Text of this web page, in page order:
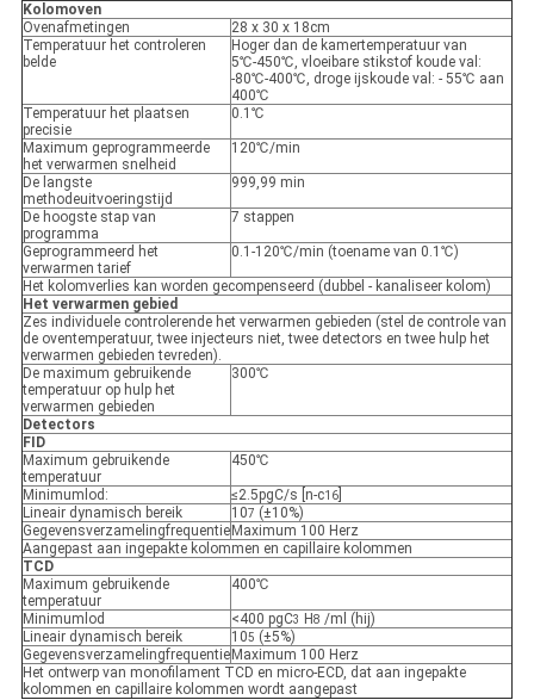
Kolomoven
Ovenafmetingen
28 x 30 x 18cm
Temperatuur het controleren
belde
Hoger dan de kamertemperatuur van
5℃-450℃, vloeibare stikstof koude val:
-80℃-400℃, droge ijskoude val: - 55℃ aan
400℃
Temperatuur het plaatsen
precisie
0.1℃
Maximum geprogrammeerde
het verwarmen snelheid
120℃/min
De langste
methodeuitvoeringstijd
999,99 min
De hoogste stap van
programma
7 stappen
Geprogrammeerd het
verwarmen tarief
0.1-120℃/min (toename van 0.1℃)
Het kolomverlies kan worden gecompenseerd (dubbel - kanaliseer kolom)
Het verwarmen gebied
Zes individuele controlerende het verwarmen gebieden (stel de controle van
de oventemperatuur, twee injecteurs niet, twee detectors en twee hulp het
verwarmen gebieden tevreden).
De maximum gebruikende
temperatuur op hulp het
verwarmen gebieden
300℃
Detectors
FID
Maximum gebruikende
temperatuur
450℃
Minimumlod: ≤2.5pgC/s [n-c16]
Lineair dynamisch bereik
107 (±10%)
Gegevensverzamelingfrequentie Maximum 100 Herz
Aangepast aan ingepakte kolommen en capillaire kolommen
TCD
Maximum gebruikende
temperatuur
400℃
Minimumlod <400 pgC3 H8 /ml (hij)
Lineair dynamisch bereik
105 (±5%)
Gegevensverzamelingfrequentie Maximum 100 Herz
Het ontwerp van monofilament TCD en micro-ECD, dat aan ingepakte
kolommen en capillaire kolommen wordt aangepast